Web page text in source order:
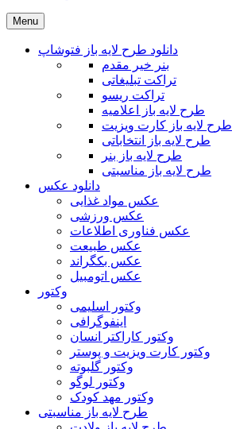
Menu
دانلود طرح لایه باز فتوشاپ
بنر خیر مقدم
تراکت تبلیغاتی
تراکت ریسو
طرح لایه باز اعلامیه
طرح لایه باز کارت ویزیت
طرح لایه باز انتخاباتی
طرح لایه باز بنر
طرح لایه باز مناسبتی
دانلود عکس
عکس مواد غذایی
عکس ورزشی
عکس فناوری اطلاعات
عکس طبیعت
عکس بکگراند
عکس اتومبیل
وکتور
وکتور اسلیمی
اینفوگرافی
وکتور کاراکتر انسان
وکتور کارت ویزیت و پوستر
وکتور گلبوته
وکتور لوگو
وکتور مهد کودک
طرح لایه باز مناسبتی